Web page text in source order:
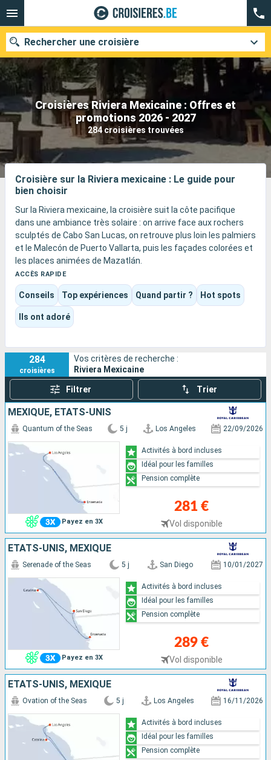
Croisières Riviera Mexicaine : Offres et
promotions 2026 - 2027
284 croisières trouvées
Rechercher une croisière
Nos destinations
Mois de départ
Ports Compagnies
Croisière sur la Riviera mexicaine : Le guide pour
bien choisir
Sur la Riviera mexicaine, la croisière suit la côte pacifique
dans une ambiance très solaire : on arrive face aux rochers
sculptés de Cabo San Lucas, on retrouve plus loin les palmiers
et le Malecón de Puerto Vallarta, puis les façades colorées et
les places animées de Mazatlán.
Le voyage alterne plages, marinas, tacos de poisson, sorties
en mer, centres historiques et couchers de soleil sur le
Pacifique. C’est une destination facile à apprécier en escale,
avec des ports très différents les uns des autres et un bon
équilibre entre détente, balade et activités nautiques.
ACCÈS RAPIDE
Conseils Top expériences Quand partir ? Hot spots
Ils ont adoré
284
croisières
Vos critères de recherche :
Riviera Mexicaine
Filtrer Trier
MEXIQUE, ÉTATS-UNIS
Payez en 3X
Quantum of the Seas 5 j Los Angeles 22/09/2026
281 €
Vol disponible
Activités à bord incluses
Idéal pour les familles
Pension complète
ÉTATS-UNIS, MEXIQUE
Payez en 3X
Serenade of the Seas 5 j San Diego 10/01/2027
289 €
Vol disponible
Activités à bord incluses
Idéal pour les familles
Pension complète
ÉTATS-UNIS, MEXIQUE
Ovation of the Seas 5 j Los Angeles 16/11/2026
Activités à bord incluses
Idéal pour les familles
Pension complète